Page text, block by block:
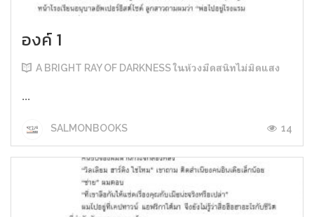
องค์ 1
A BRIGHT RAY OF DARKNESS ในห้วงมืดสนิทไม่มิดแสง
...
SALMONBOOKS 14